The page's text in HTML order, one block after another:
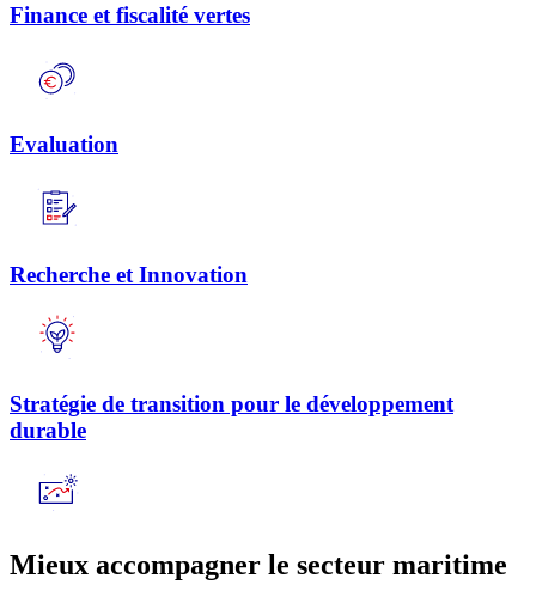
Finance et fiscalité vertes
Evaluation
Recherche et Innovation
Stratégie de transition pour le développement
durable
Mieux accompagner le secteur maritime